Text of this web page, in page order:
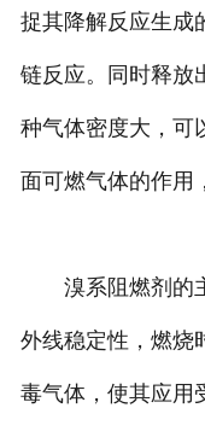
捉其降解反应生成
链反应。同时释放
种气体密度大，可
面可燃气体的作用
溴系阻燃剂的主
外线稳定性，燃烧
毒气体，使其应用